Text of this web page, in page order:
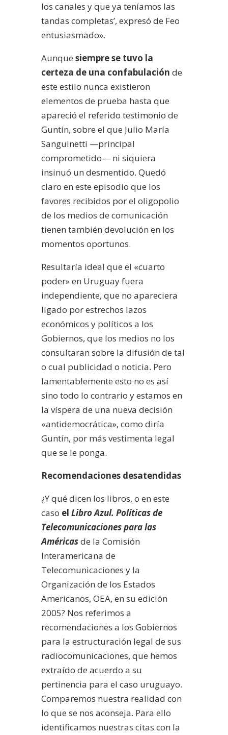
los canales y que ya teníamos las
tandas completas’, expresó de Feo
entusiasmado».
Aunque siempre se tuvo la
certeza de una confabulación de
este estilo nunca existieron
elementos de prueba hasta que
apareció el referido testimonio de
Guntín, sobre el que Julio María
Sanguinetti —principal
comprometido— ni siquiera
insinuó un desmentido. Quedó
claro en este episodio que los
favores recibidos por el oligopolio
de los medios de comunicación
tienen también devolución en los
momentos oportunos.
Resultaría ideal que el «cuarto
poder» en Uruguay fuera
independiente, que no apareciera
ligado por estrechos lazos
económicos y políticos a los
Gobiernos, que los medios no los
consultaran sobre la difusión de tal
o cual publicidad o noticia. Pero
lamentablemente esto no es así
sino todo lo contrario y estamos en
la víspera de una nueva decisión
«antidemocrática», como diría
Guntín, por más vestimenta legal
que se le ponga.
Recomendaciones desatendidas
¿Y qué dicen los libros, o en este
caso el Libro Azul. Políticas de
Telecomunicaciones para las
Américasde la Comisión
Interamericana de
Telecomunicaciones y la
Organización de los Estados
Americanos, OEA, en su edición
2005? Nos referimos a
recomendaciones a los Gobiernos
para la estructuración legal de sus
radiocomunicaciones, que hemos
extraído de acuerdo a su
pertinencia para el caso uruguayo.
Comparemos nuestra realidad con
lo que se nos aconseja. Para ello
identificamos nuestras citas con la